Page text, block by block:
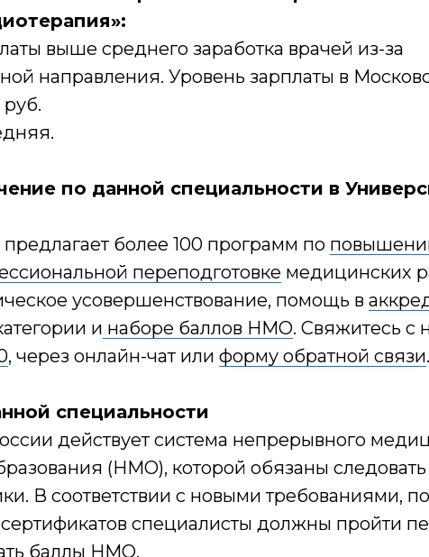
выше среднего заработка врачей из-за
направления. Уровень зарплаты в
руб.
по данной специальности в
более 100 программ по
переподготовке медицинских
усовершенствование, помощь в
и наборе баллов НМО. Свяжитесь с
, через онлайн-чат или форму обратной связи.
специальности
действует система непрерывного
(НМО), которой обязаны следовать
В соответствии с новыми требованиями,
сертификатов специалисты должны пройти
баллы НМО.